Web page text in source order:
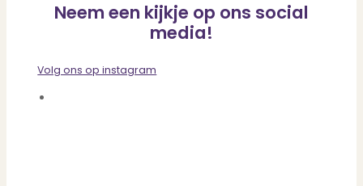
Neem een kijkje op ons social
media!
Volg ons op instagram